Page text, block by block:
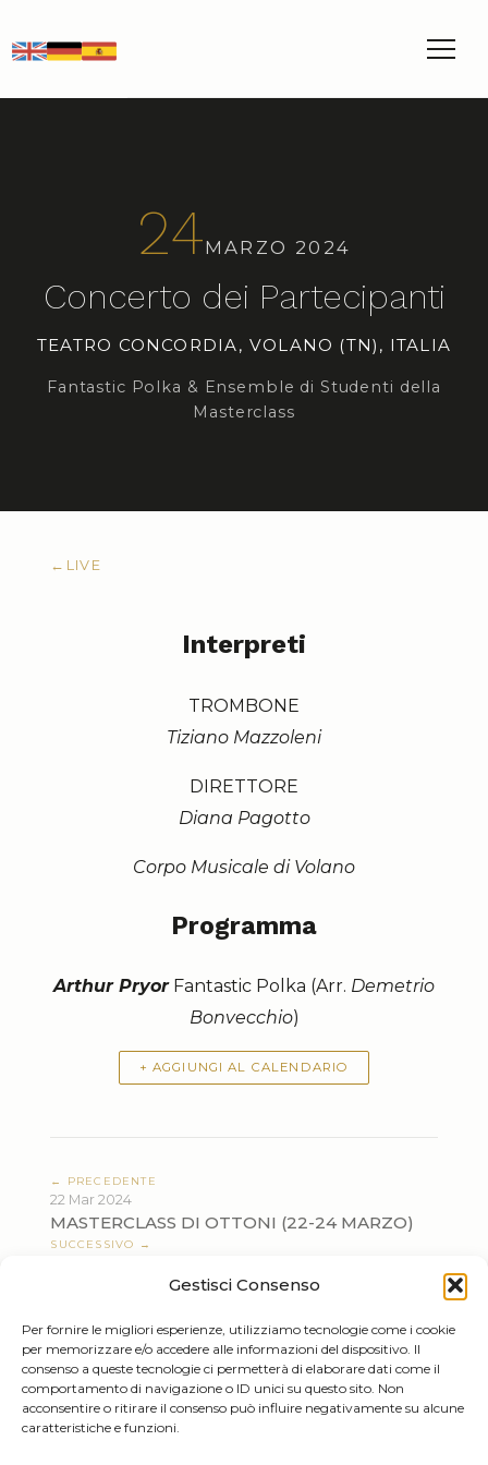
Gestisci Consenso
Per fornire le migliori esperienze, utilizziamo tecnologie come i cookie
per memorizzare e/o accedere alle informazioni del dispositivo. Il
consenso a queste tecnologie ci permetterà di elaborare dati come il
comportamento di navigazione o ID unici su questo sito. Non
acconsentire o ritirare il consenso può influire negativamente su alcune
caratteristiche e funzioni.
EN DE ES
24MARZO 2024
Concerto dei Partecipanti
TEATRO CONCORDIA, VOLANO (TN), ITALIA
Fantastic Polka & Ensemble di Studenti della
Masterclass
← LIVE
Interpreti
TROMBONE
Tiziano Mazzoleni
DIRETTORE
Diana Pagotto
Corpo Musicale di Volano
Programma
Arthur PryorFantastic Polka (Arr. Demetrio
Bonvecchio)
+ AGGIUNGI AL CALENDARIO
← PRECEDENTE
22 Mar 2024
MASTERCLASS DI OTTONI (22-24 MARZO)
SUCCESSIVO →
LUNCH MIT BRASS